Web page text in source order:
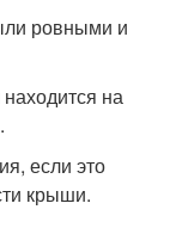
ровными и
на
если это
крыши.